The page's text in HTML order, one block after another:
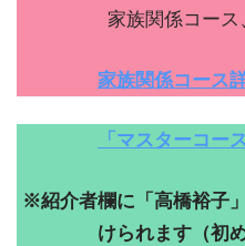
家族関係コース
家族関係コース
「マスターコー
※紹介者欄に「高橋裕子
けられます（初